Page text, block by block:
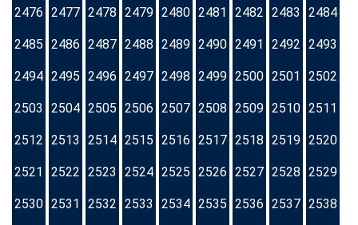
2476 2477 2478 2479 2480 2481 2482 2483 2484
2485 2486 2487 2488 2489 2490 2491 2492 2493
2494 2495 2496 2497 2498 2499 2500 2501 2502
2503 2504 2505 2506 2507 2508 2509 2510 2511
2512 2513 2514 2515 2516 2517 2518 2519 2520
2521 2522 2523 2524 2525 2526 2527 2528 2529
2530 2531 2532 2533 2534 2535 2536 2537 2538